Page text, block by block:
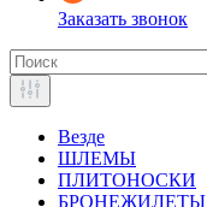
Заказать звонок
Везде
ШЛЕМЫ
ПЛИТОНОСКИ
БРОНЕЖИЛЕТЫ